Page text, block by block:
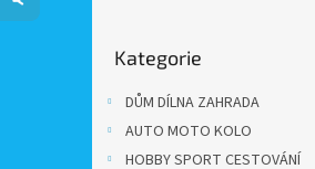
kategorie
Kategorie
DŮM DÍLNA ZAHRADA
AUTO MOTO KOLO
HOBBY SPORT CESTOVÁNÍ